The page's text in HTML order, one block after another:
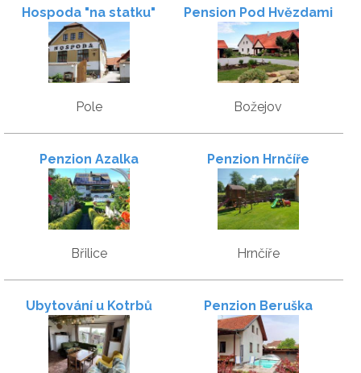
Hospoda "na statku"
Pole
Pension Pod Hvězdami
Božejov
Penzion Azalka
Břilice
Penzion Hrnčíře
Hrnčíře
Ubytování u Kotrbů Penzion Beruška